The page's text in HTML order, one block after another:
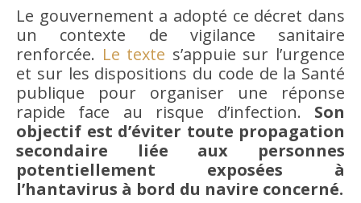
Le gouvernement a adopté ce décret dans
un contexte de vigilance sanitaire
renforcée. Le texte s’appuie sur l’urgence
et sur les dispositions du code de la Santé
publique pour organiser une réponse
rapide face au risque d’infection. Son
objectif est d’éviter toute propagation
secondaire liée aux personnes
potentiellement exposées à
l’hantavirus à bord du navire concerné.